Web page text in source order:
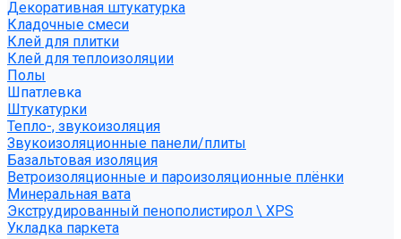
Декоративная штукатурка
Кладочные смеси
Клей для плитки
Клей для теплоизоляции
Полы
Шпатлевка
Штукатурки
Тепло-, звукоизоляция
Звукоизоляционные панели/плиты
Базальтовая изоляция
Ветроизоляционные и пароизоляционные плёнки
Минеральная вата
Экструдированный пенополистирол \ XPS
Укладка паркета